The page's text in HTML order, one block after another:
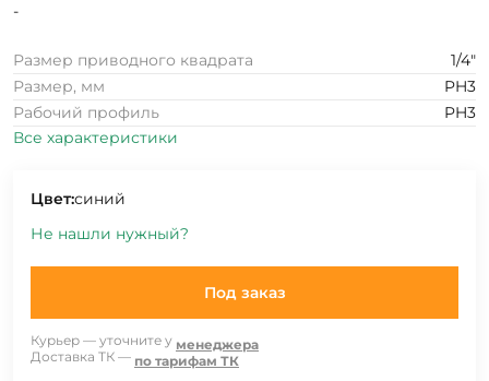
-
Размер приводного квадрата
1/4"
Размер, мм
PH3
Рабочий профиль
PH3
Все характеристики
Цвет:синий
Не нашли нужный?
Под заказ
Курьер — уточните у менеджера
Доставка ТК — по тарифам ТК